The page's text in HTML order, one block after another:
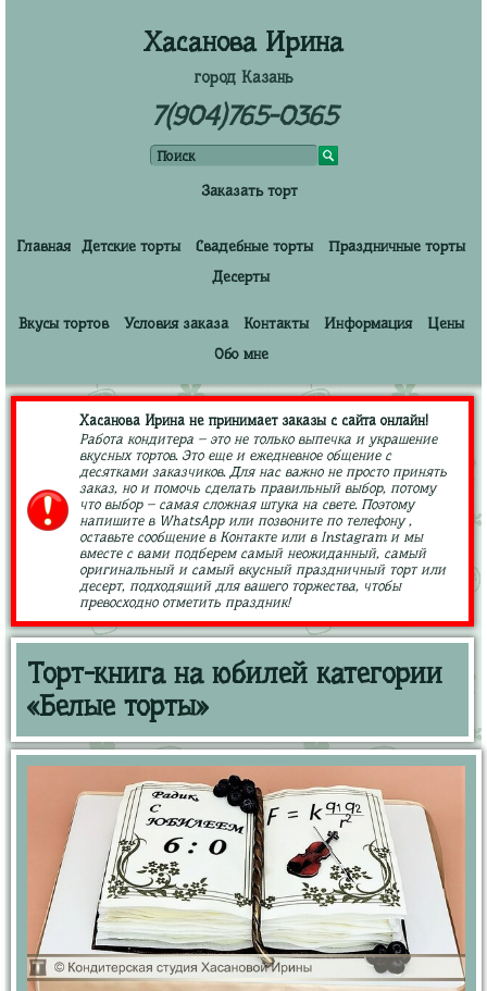
Хасанова Ирина
город Казань
7(904)765-0365
Заказать торт
Главная Детские торты Свадебные торты
Праздничные торты
Десерты
Вкусы тортов Условия заказа Контакты Информация
Цены
Обо мне
Хасанова Ирина не принимает заказы с сайта онлайн!
Работа кондитера – это не только выпечка и украшение
вкусных тортов. Это еще и ежедневное общение с
десятками заказчиков. Для нас важно не просто принять
заказ, но и помочь сделать правильный выбор, потому
что выбор – самая сложная штука на свете. Поэтому
напишите в WhatsApp или позвоните по телефону ,
оставьте сообщение в Контакте или в Instagram и мы
вместе с вами подберем самый неожиданный, самый
оригинальный и самый вкусный праздничный торт или
десерт, подходящий для вашего торжества, чтобы
превосходно отметить праздник!
Торт-книга на юбилей категории
«Белые торты»